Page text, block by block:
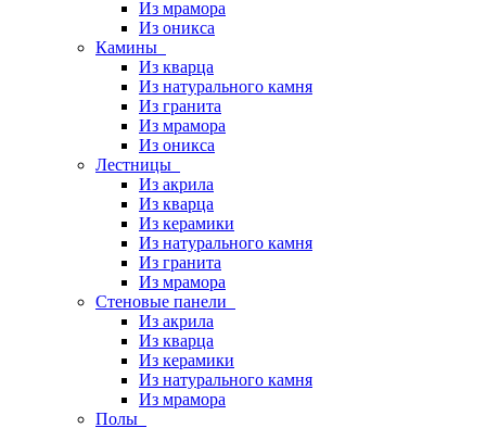
Из мрамора
Из оникса
Камины
Из кварца
Из натурального камня
Из гранита
Из мрамора
Из оникса
Лестницы
Из акрила
Из кварца
Из керамики
Из натурального камня
Из гранита
Из мрамора
Стеновые панели
Из акрила
Из кварца
Из керамики
Из натурального камня
Из мрамора
Полы